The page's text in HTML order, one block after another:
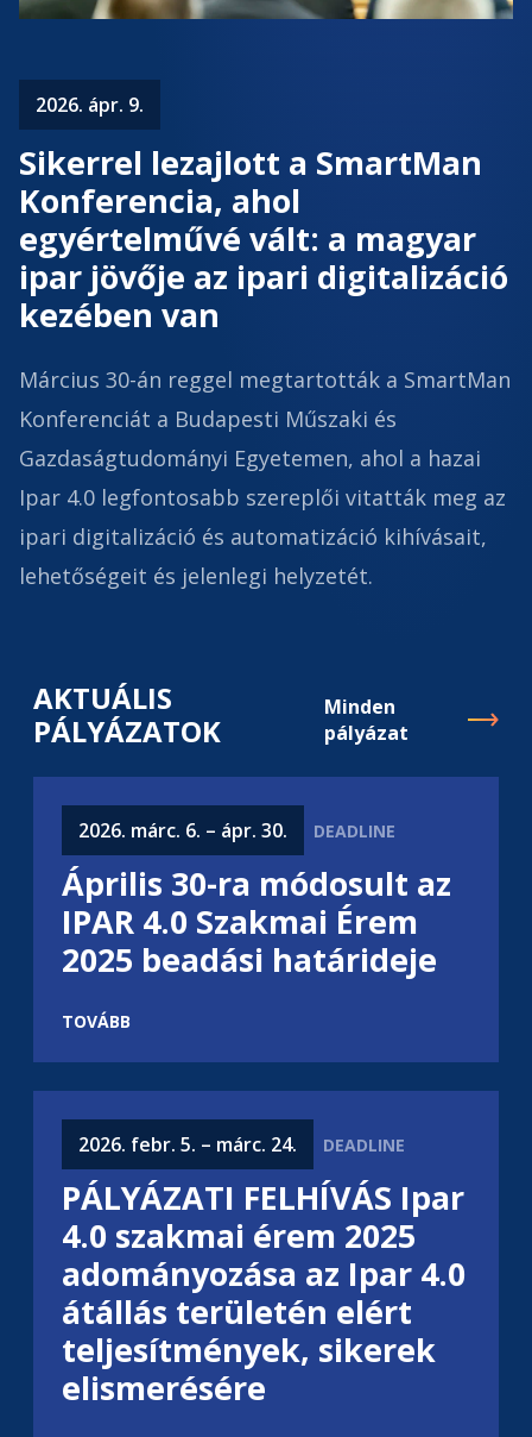
2026. ápr. 9.
Sikerrel lezajlott a SmartMan
Konferencia, ahol
egyértelművé vált: a magyar
ipar jövője az ipari digitalizáció
kezében van
Március 30-án reggel megtartották a SmartMan
Konferenciát a Budapesti Műszaki és
Gazdaságtudományi Egyetemen, ahol a hazai
Ipar 4.0 legfontosabb szereplői vitatták meg az
ipari digitalizáció és automatizáció kihívásait,
lehetőségeit és jelenlegi helyzetét.
AKTUÁLIS
PÁLYÁZATOK
Minden
pályázat
2026. márc. 6. – ápr. 30.
Április 30-ra módosult az
IPAR 4.0 Szakmai Érem
2025 beadási határideje
TOVÁBB
2026. febr. 5. – márc. 24.
PÁLYÁZATI FELHÍVÁS Ipar
4.0 szakmai érem 2025
adományozása az Ipar 4.0
átállás területén elért
teljesítmények, sikerek
elismerésére